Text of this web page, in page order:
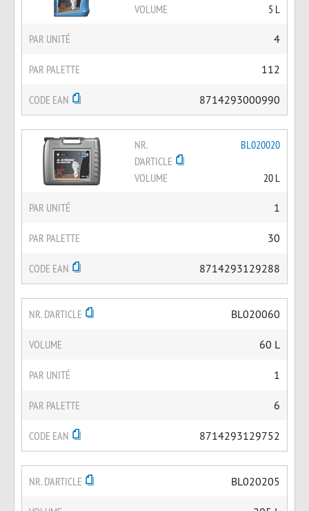
VOLUME 5 L
PAR UNITÉ 4
PAR PALETTE 112
CODE EAN 8714293000990
NR.
D'ARTICLE
BL020020
VOLUME 20 L
PAR UNITÉ 1
PAR PALETTE 30
CODE EAN 8714293129288
NR. D'ARTICLE BL020060
VOLUME 60 L
PAR UNITÉ 1
PAR PALETTE 6
CODE EAN 8714293129752
NR. D'ARTICLE BL020205